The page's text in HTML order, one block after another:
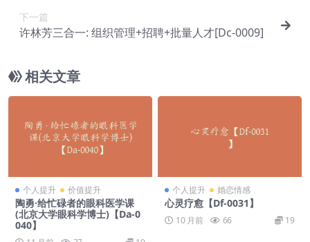
下一篇
许林芳三合一: 组织管理+招聘+批量人才[Dc-0009]
相关文章
个人提升 价值提升
陶勇·给忙碌者的眼科医学课
(北京大学眼科学博士)【Da-0
040】
个人提升 婚恋情感
心灵疗愈【Df-0031】
10 月前 66 19